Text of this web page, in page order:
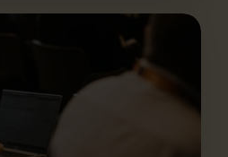
problemstillinger som dig.